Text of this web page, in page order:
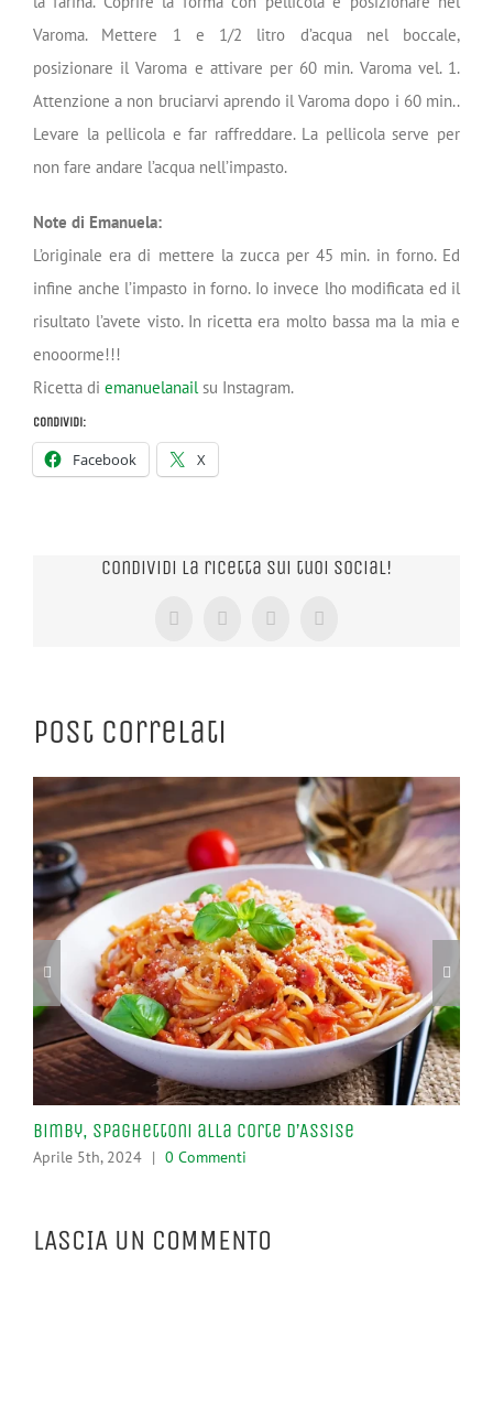
Varoma. Mettere 1 e 1/2 litro d’acqua nel boccale,
posizionare il Varoma e attivare per 60 min. Varoma vel. 1.
Attenzione a non bruciarvi aprendo il Varoma dopo i 60 min..
Levare la pellicola e far raffreddare. La pellicola serve per
non fare andare l’acqua nell’impasto.
Note di Emanuela:
L’originale era di mettere la zucca per 45 min. in forno. Ed
infine anche l’impasto in forno. Io invece lho modificata ed il
risultato l’avete visto. In ricetta era molto bassa ma la mia e
enooorme!!!
Ricetta di emanuelanailsu Instagram.
Condividi:
Facebook X
Condividi la ricetta sui tuoi Social!
Facebook
X TumblrPinterest
Post correlati
Bimby, Spaghettoni alla Corte d’Assise
Aprile 5th, 2024 | 0 Commenti
LASCIA UN COMMENTO